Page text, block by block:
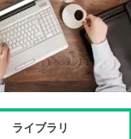
ライブラリ